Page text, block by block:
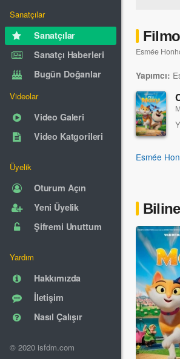
Sanatçılar
Sanatçılar
Sanatçı Haberleri
Bugün Doğanlar
Videolar
Video Galeri
Video Katgorileri
Üyelik
Oturum Açın
Yeni Üyelik
Şifremi Unuttum
Yardım
Hakkımızda
İletişim
Nasıl Çalışır
© 2020 isfdm.com
Esmée
Yapımcı:
Esmée